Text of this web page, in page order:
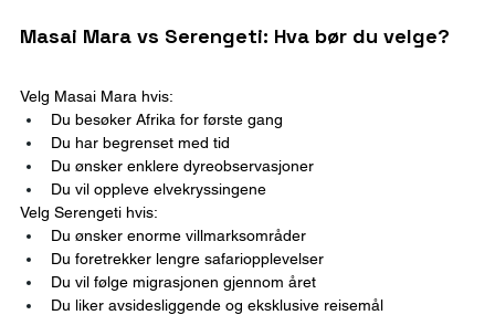
Masai Mara vs Serengeti: Hva bør du velge?
Velg Masai Mara hvis:
Du besøker Afrika for første gang
Du har begrenset med tid
Du ønsker enklere dyreobservasjoner
Du vil oppleve elvekryssingene
Velg Serengeti hvis:
Du ønsker enorme villmarksområder
Du foretrekker lengre safariopplevelser
Du vil følge migrasjonen gjennom året
Du liker avsidesliggende og eksklusive reisemål